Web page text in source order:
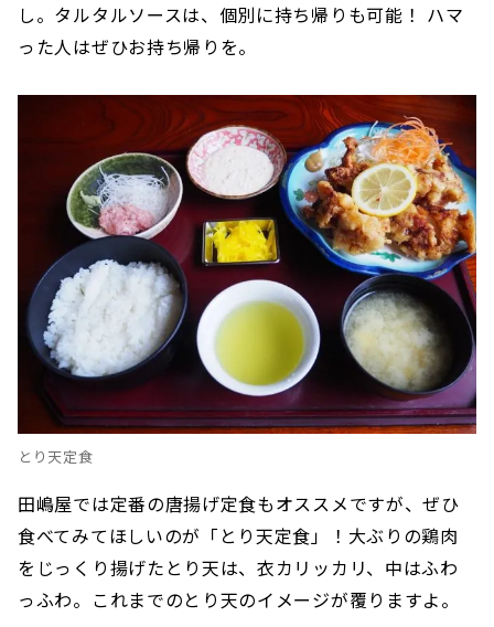
し。タルタルソースは、個別に持ち帰りも可能！ ハマ
った人はぜひお持ち帰りを。
とり天定食
田嶋屋では定番の唐揚げ定食もオススメですが、ぜひ
食べてみてほしいのが「とり天定食」！大ぶりの鶏肉
をじっくり揚げたとり天は、衣カリッカリ、中はふわ
っふわ。これまでのとり天のイメージが覆りますよ。